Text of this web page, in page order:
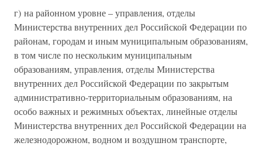
г) на районном уровне – управления, отделы
Министерства внутренних дел Российской Федерации по
районам, городам и иным муниципальным образованиям,
в том числе по нескольким муниципальным
образованиям, управления, отделы Министерства
внутренних дел Российской Федерации по закрытым
административно-территориальным образованиям, на
особо важных и режимных объектах, линейные отделы
Министерства внутренних дел Российской Федерации на
железнодорожном, водном и воздушном транспорте,